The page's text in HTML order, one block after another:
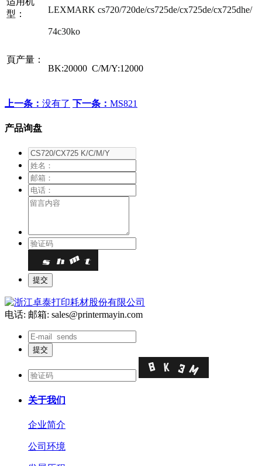
型：
LEXMARK cs720/720de/cs725de/cx725de/cx725dhe/
74c30ko
頁产量：
BK:20000 C/M/Y:12000
上一条： 没有了 下一条： MS821
产品询盘
电话: 邮箱: sales@printermayin.com
关于我们
企业简介
公司环境